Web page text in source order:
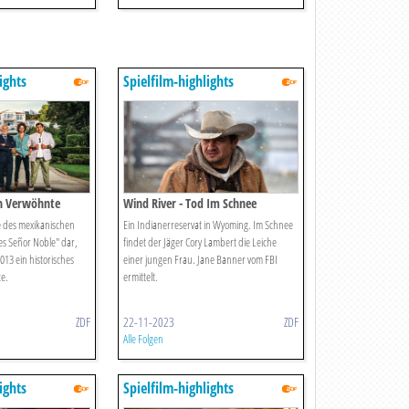
Verwöhnte
des mexikanischen
Señor Noble" dar,
ein historisches
ZDF
Spielfilm-highlights
Wind River - Tod Im Schnee
Ein Indianerreservat in Wyoming. Im Schnee
findet der Jäger Cory Lambert die Leiche
einer jungen Frau. Jane Banner vom FBI
ermittelt.
22-11-2023 ZDF
Alle Folgen
Spielfilm-highlights